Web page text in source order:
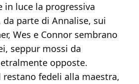
luce la progressiva
parte di Annalise, sui
Wes e Connor sembrano
seppur mossi da
opposte.
restano fedeli alla maestra,